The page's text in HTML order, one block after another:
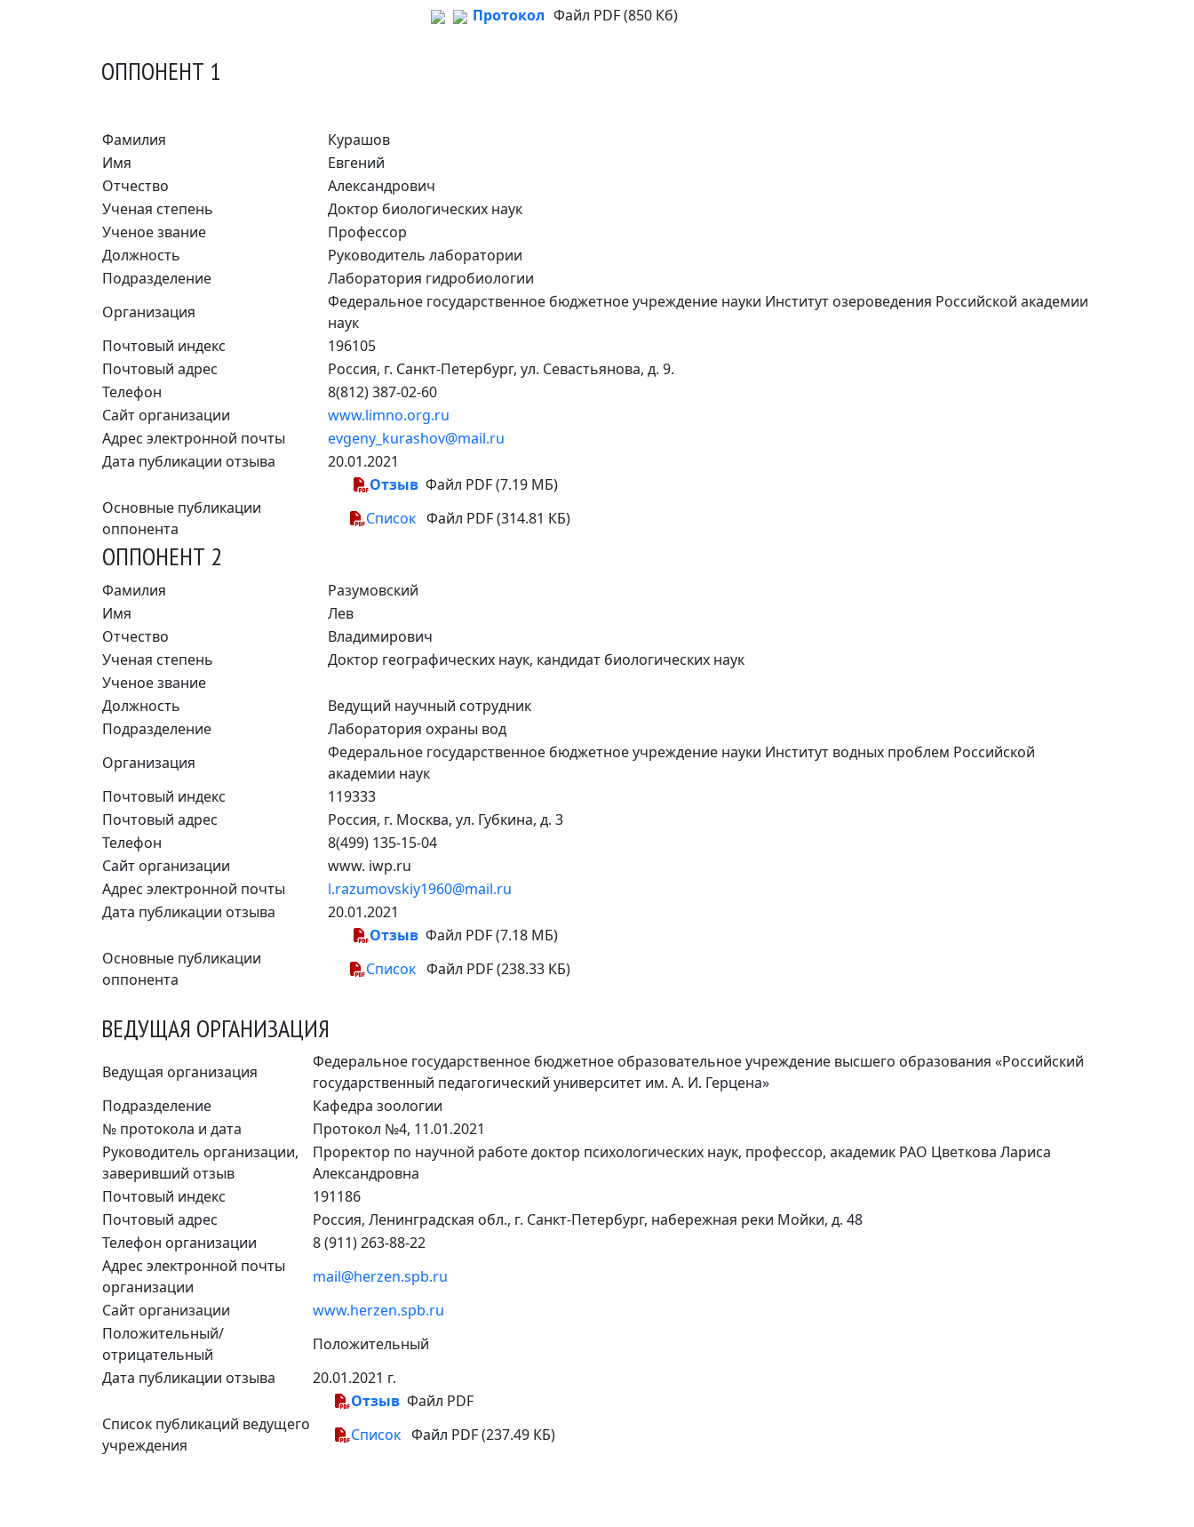
Протокол Файл PDF (850 Кб)
ОППОНЕНТ 1
Фамилия
Курашов
Имя
Евгений
Отчество
Александрович
Ученая степень
Доктор биологических наук
Ученое звание
Профессор
Должность
Руководитель лаборатории
Подразделение
Лаборатория гидробиологии
Организация
Федеральное государственное бюджетное учреждение науки Институт озероведения Российской академии
наук
Почтовый индекс
196105
Почтовый адрес
Россия, г. Санкт-Петербург, ул. Севастьянова, д. 9.
Телефон
8(812) 387-02-60
Сайт организации
www.limno.org.ru
Адрес электронной почты
evgeny_kurashov@mail.ru
Дата публикации отзыва
20.01.2021
Отзыв Файл PDF (7.19 МБ)
Основные публикации
оппонента
Список Файл PDF (314.81 КБ)
ОППОНЕНТ 2
Фамилия
Разумовский
Имя
Лев
Отчество
Владимирович
Ученая степень
Доктор географических наук, кандидат биологических наук
Ученое звание
Должность
Ведущий научный сотрудник
Подразделение
Лаборатория охраны вод
Организация
Федеральное государственное бюджетное учреждение науки Институт водных проблем Российской
академии наук
Почтовый индекс
119333
Почтовый адрес
Россия, г. Москва, ул. Губкина, д. 3
Телефон
8(499) 135-15-04
Сайт организации
www. iwp.ru
Адрес электронной почты
l.razumovskiy1960@mail.ru
Дата публикации отзыва
20.01.2021
Отзыв Файл PDF (7.18 МБ)
Основные публикации
оппонента
Список Файл PDF (238.33 КБ)
ВЕДУЩАЯ ОРГАНИЗАЦИЯ
Ведущая организация
Федеральное государственное бюджетное образовательное учреждение высшего образования «Российский
государственный педагогический университет им. А. И. Герцена»
Подразделение
Кафедра зоологии
№ протокола и дата
Протокол №4, 11.01.2021
Руководитель организации,
заверивший отзыв
Проректор по научной работе доктор психологических наук, профессор, академик РАО Цветкова Лариса
Александровна
Почтовый индекс
191186
Почтовый адрес
Россия, Ленинградская обл., г. Санкт-Петербург, набережная реки Мойки, д. 48
Телефон организации
8 (911) 263-88-22
Адрес электронной почты
организации
mail@herzen.spb.ru
Сайт организации
www.herzen.spb.ru
Положительный/
отрицательный
Положительный
Дата публикации отзыва
20.01.2021 г.
Отзыв Файл PDF
Список публикаций ведущего
учреждения
Список Файл PDF (237.49 КБ)